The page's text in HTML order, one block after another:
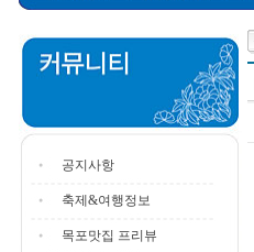
공지사항
축제&여행정보
목포맛집 프리뷰